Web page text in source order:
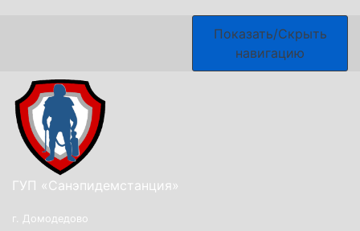
Показать/Скрыть
навигацию
ГУП «Санэпидемстанция»
г. Домодедово